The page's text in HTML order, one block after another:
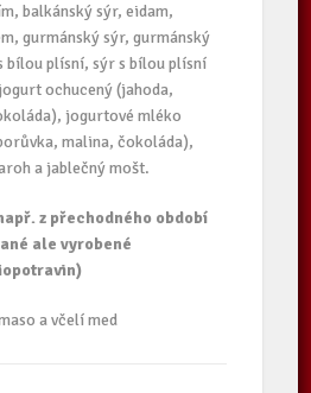
balkánský sýr, eidam,
gurmánský sýr, gurmánský
bílou plísní, sýr s bílou plísní
ochucený (jahoda,
jogurtové mléko
malina, čokoláda),
a jablečný mošt.
z přechodného období
ale vyrobené
a včelí med